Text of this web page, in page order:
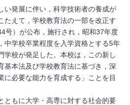
い発展に伴い，科学技術者の養成が
たえて，学校教育法の一部を改正す
号）が公布，施行され，昭和37年度
中学校卒業程度を入学資格とする5年
学校が発足した。本校は，この新し
基本法及び学校教育法に基づき，深
に必要な能力を育成する」ことを目
ともに大学・高専に対する社会的要